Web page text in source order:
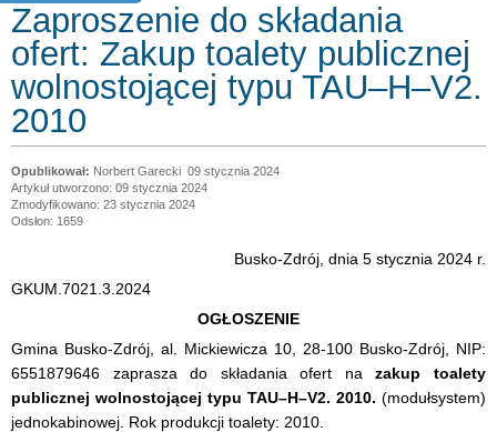
Zaproszenie do składania
ofert: Zakup toalety publicznej
wolnostojącej typu TAU–H–V2.
2010
Norbert Garecki 09 stycznia 2024
Artykuł utworzono: 09 stycznia 2024
Zmodyfikowano: 23 stycznia 2024
Odsłon: 1659
Busko-Zdrój, dnia 5 stycznia 2024 r.
GKUM.7021.3.2024
OGŁOSZENIE
Gmina Busko-Zdrój, al. Mickiewicza 10, 28-100 Busko-Zdrój, NIP:
6551879646 zaprasza do składania ofert na zakup toalety
publicznej wolnostojącej typu TAU–H–V2. 2010. (modułsystem)
jednokabinowej. Rok produkcji toalety: 2010.